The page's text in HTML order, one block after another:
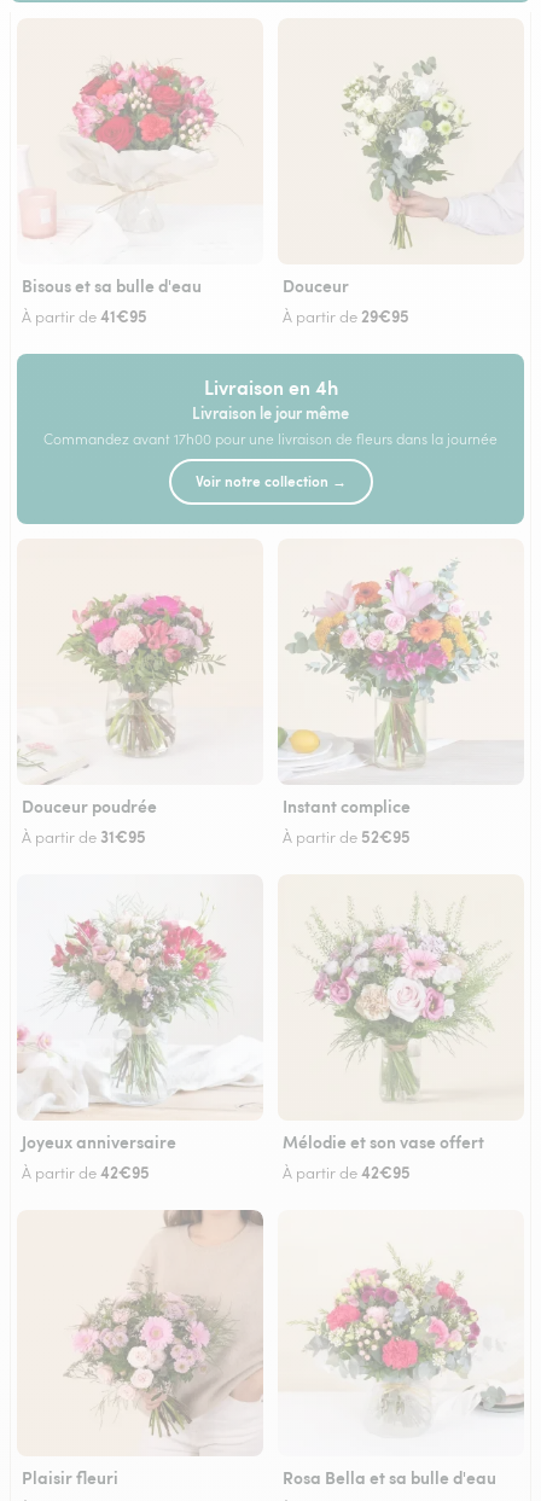
Bisous et sa bulle d'eau
À partir de41€95
Douceur
À partir de 29€95
Livraison en 4h
Livraison le jour même
Commandez avant 17h00 pour une livraison de fleurs dans la journée
Voir notre collection →
Douceur poudrée
À partir de 31€95
Instant complice
À partir de 52€95
Joyeux anniversaire
À partir de42€95
Mélodie et son vase offert
À partir de42€95
Plaisir fleuri Rosa Bella et sa bulle d'eau